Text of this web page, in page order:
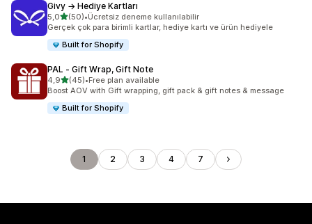
Givy → Hediye Kartları
5,05 yıldız üzerinden
(50)
toplam 50 değerlendirme
•Ücretsiz deneme kullanılabilir
Gerçek çok para birimli kartlar, hediye kartı ve ürün hediyele
Built for Shopify
PAL ‑ Gift Wrap, Gift Note
4,95 yıldız üzerinden
(45)
toplam 45 değerlendirme
•Free plan available
Boost AOV with Gift wrapping, gift pack & gift notes & message
Built for Shopify
1 2 3 4 7